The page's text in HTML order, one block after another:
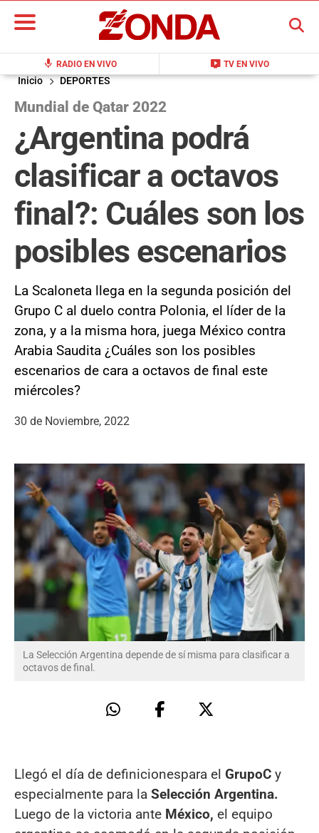
mic RADIO EN VIVO live_tv TV EN VIVO
BUSCAR
Inicio DEPORTES
Mundial de Qatar 2022
¿Argentina podrá
clasificar a octavos
final?: Cuáles son los
posibles escenarios
La Scaloneta llega en la segunda posición del
Grupo C al duelo contra Polonia, el líder de la
zona, y a la misma hora, juega México contra
Arabia Saudita ¿Cuáles son los posibles
escenarios de cara a octavos de final este
miércoles?
30 de Noviembre, 2022
La Selección Argentina depende de sí misma para clasificar a
octavos de final.
Llegó el día de definicionespara el GrupoC y
especialmente para la Selección Argentina.
Luego de la victoria ante México, el equipo